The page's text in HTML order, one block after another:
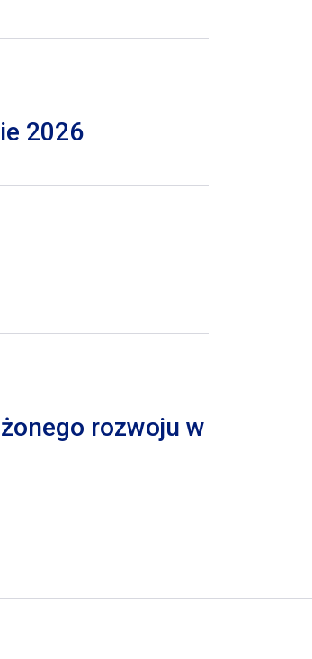
2026
rozwoju w